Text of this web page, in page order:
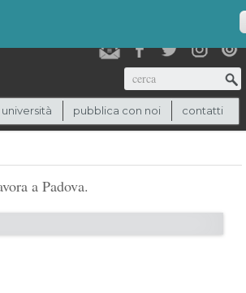
(0)
Cerca
università pubblica con noi contatti
a Padova.